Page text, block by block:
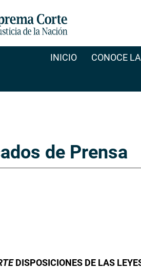
INICIO CONOCE
de Prensa
DISPOSICIONES DE LAS